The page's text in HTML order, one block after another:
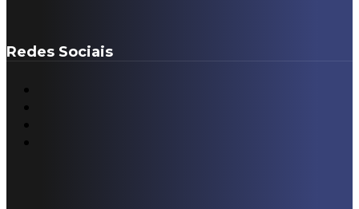
Redes Sociais